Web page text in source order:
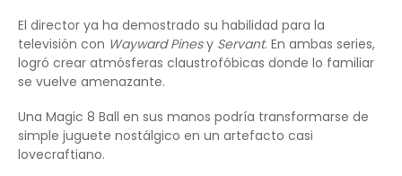
El director ya ha demostrado su habilidad para la
televisión con Wayward Pinesy Servant. En ambas series,
logró crear atmósferas claustrofóbicas donde lo familiar
se vuelve amenazante.
Una Magic 8 Ball en sus manos podría transformarse de
simple juguete nostálgico en un artefacto casi
lovecraftiano.